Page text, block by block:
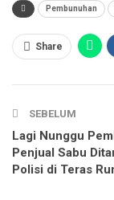
Pembunuhan
Share
SEBELUM
Lagi Nunggu
Penjual Sabu
Polisi di Teras